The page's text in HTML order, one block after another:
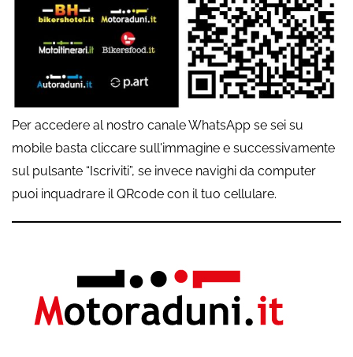
Per accedere al nostro canale WhatsApp se sei su
mobile basta cliccare sull'immagine e successivamente
sul pulsante “Iscriviti”, se invece navighi da computer
puoi inquadrare il QRcode con il tuo cellulare.